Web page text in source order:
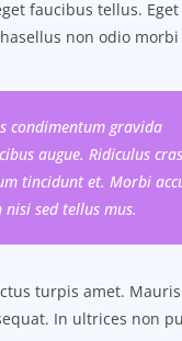
faucibus tellus.
non odio
condimentum gravida
augue. Ridiculus cras
tincidunt et. Morbi
nisi sed tellus mus.
turpis amet.
In ultrices non